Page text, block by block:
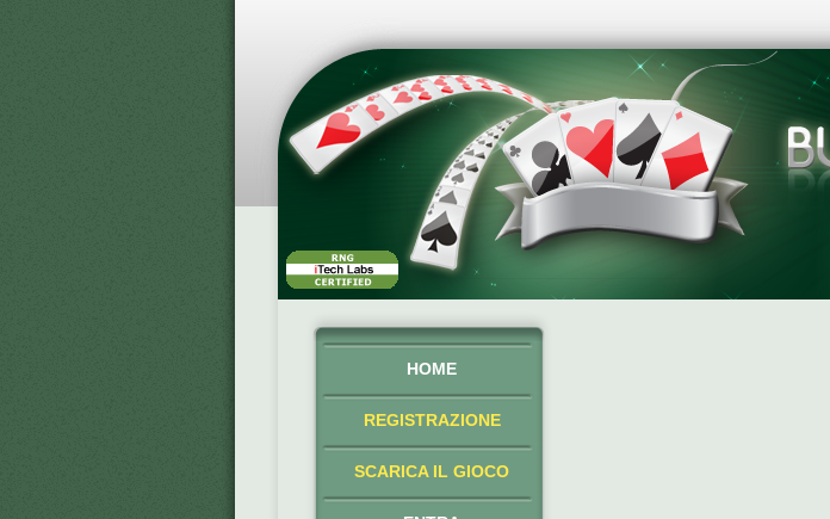
HOME
REGISTRAZIONE
SCARICA IL GIOCO